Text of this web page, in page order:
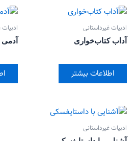
ادبیات غیرداستانی
آداب کتاب‌خواری
اطلاعات بیشتر
ادبیات غیرداستانی